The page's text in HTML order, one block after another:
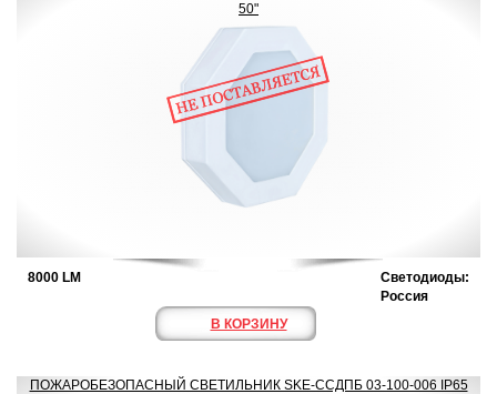
50"
8000 LM
Светодиоды:
Россия
В КОРЗИНУ
ПОЖАРОБЕЗОПАСНЫЙ СВЕТИЛЬНИК SKE-ССДПБ 03-100-006 IP65